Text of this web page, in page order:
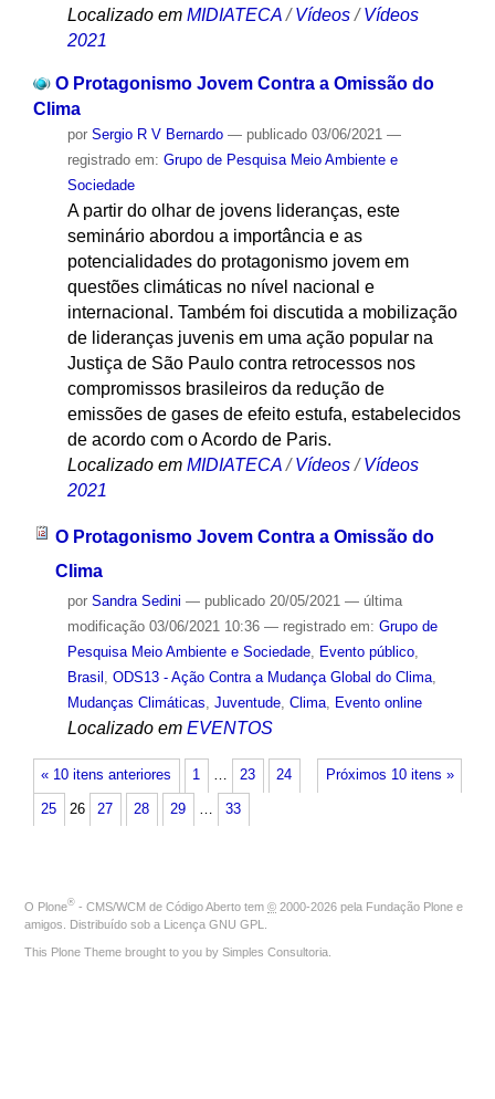
Localizado em MIDIATECA /Vídeos /Vídeos
2021
O Protagonismo Jovem Contra a Omissão do
Clima
por Sergio R V Bernardo — publicado03/06/2021 —
registrado em: Grupo de Pesquisa Meio Ambiente e
Sociedade
A partir do olhar de jovens lideranças, este
seminário abordou a importância e as
potencialidades do protagonismo jovem em
questões climáticas no nível nacional e
internacional. Também foi discutida a mobilização
de lideranças juvenis em uma ação popular na
Justiça de São Paulo contra retrocessos nos
compromissos brasileiros da redução de
emissões de gases de efeito estufa, estabelecidos
de acordo com o Acordo de Paris.
Localizado em MIDIATECA /Vídeos /Vídeos
2021
O Protagonismo Jovem Contra a Omissão do
Clima
por Sandra Sedini — publicado20/05/2021 — última
modificação03/06/2021 10:36 — registrado em: Grupo de
Pesquisa Meio Ambiente e Sociedade, Evento público,
Brasil , ODS13 - Ação Contra a Mudança Global do Clima,
Mudanças Climáticas, Juventude, Clima, Evento online
Localizado em EVENTOS
« 10 itens anteriores Próximos 10 itens »
1 … 23 24
25 26 27 28 29 … 33
O Plone® - CMS/WCM de Código Aberto tem © 2000-2026 pela Fundação Plone e
amigos. Distribuído sob a Licença GNU GPL
This Plone Theme brought to you by Simples Consultoria